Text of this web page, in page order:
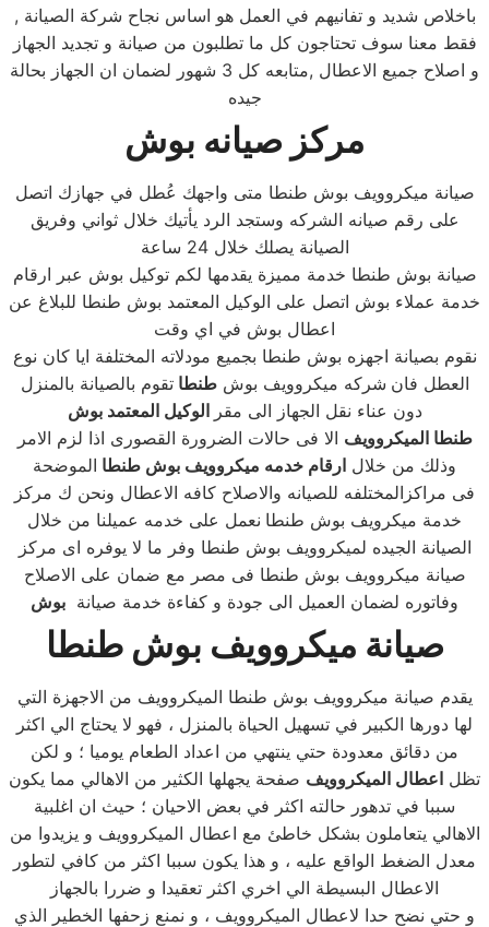
باخلاص شديد و تفانيهم في العمل هو اساس نجاح شركة الصيانة ,
فقط معنا سوف تحتاجون كل ما تطلبون من صيانة و تجديد الجهاز
و اصلاح جميع الاعطال ,متابعه كل 3 شهور لضمان ان الجهاز بحالة
جيده
مركز صيانه بوش
صيانة ميكروويف بوش طنطا متى واجهك عُطل في جهازك اتصل
على رقم صيانه الشركه وستجد الرد يأتيك خلال ثواني وفريق
الصيانة يصلك خلال 24 ساعة
صيانة بوش طنطا خدمة مميزة يقدمها لكم توكيل بوش عبر ارقام
خدمة عملاء بوش اتصل على الوكيل المعتمد بوش طنطا للبلاغ عن
اعطال بوش في اي وقت
نقوم بصيانة اجهزه بوش طنطا بجميع مودلاته المختلفة ايا كان نوع
العطل فان شركه ميكروويف بوشطنطا تقوم بالصيانة بالمنزل
دون عناء نقل الجهاز الى مقر الوكيل المعتمد بوش
طنطا الميكروويف الا فى حالات الضرورة القصورى اذا لزم الامر
وذلك من خلال ارقام خدمه ميكروويف بوش طنطا الموضحة
فى مراكزالمختلفه للصيانه والاصلاح كافه الاعطال ونحن ك مركز
خدمة ميكرويف بوش طنطا نعمل على خدمه عميلنا من خلال
الصيانة الجيده لميكروويف بوش طنطا وفر ما لا يوفره اى مركز
صيانة ميكروويف بوش طنطا فى مصر مع ضمان على الاصلاح
وفاتوره لضمان العميل الى جودة و كفاءة خدمة صيانة بوش
صيانة ميكروويف بوش طنطا
يقدم صيانة ميكروويف بوش طنطا الميكروويف من الاجهزة التي
لها دورها الكبير في تسهيل الحياة بالمنزل ، فهو لا يحتاج الي اكثر
من دقائق معدودة حتي ينتهي من اعداد الطعام يوميا ؛ و لكن
تظل اعطال الميكروويف صفحة يجهلها الكثير من الاهالي مما يكون
سببا في تدهور حالته اكثر في بعض الاحيان ؛ حيث ان اغلبية
الاهالي يتعاملون بشكل خاطئ مع اعطال الميكروويف و يزيدوا من
معدل الضغط الواقع عليه ، و هذا يكون سببا اكثر من كافي لتطور
الاعطال البسيطة الي اخري اكثر تعقيدا و ضررا بالجهاز
و حتي نضح حدا لاعطال الميكروويف ، و نمنع زحفها الخطير الذي